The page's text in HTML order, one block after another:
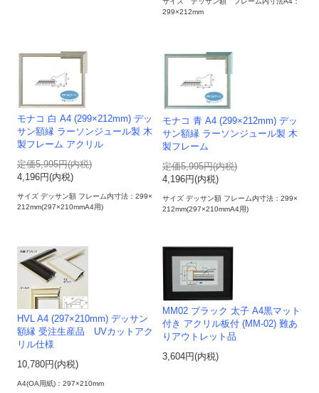
299×212mm
モナコ 白 A4 (299×212mm) デッ
サン額縁 ラーソンジュール製 木
製フレーム アクリル
定価5,995円(内税)
4,196円(内税)
サイズ デッサン額 フレーム内寸法：299×
212mm(297×210mmA4用)
モナコ 青 A4 (299×212mm) デッ
サン額縁 ラーソンジュール製 木
製フレーム
定価5,995円(内税)
4,196円(内税)
サイズ デッサン額 フレーム内寸法：299×
212mm(297×210mmA4用)
HVL A4 (297×210mm) デッサン
額縁 受注生産品 UVカットアク
リル仕様
10,780円(内税)
A4(OA用紙)：297×210mm
MM02 ブラック 太子 A4黒マット
付き アクリル板付 (MM-02) 難あ
りアウトレット品
3,604円(内税)